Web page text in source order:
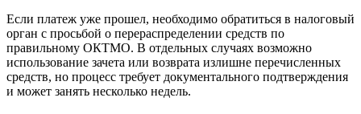
Если платеж уже прошел, необходимо обратиться в налоговый
орган с просьбой о перераспределении средств по
правильному ОКТМО. В отдельных случаях возможно
использование зачета или возврата излишне перечисленных
средств, но процесс требует документального подтверждения
и может занять несколько недель.